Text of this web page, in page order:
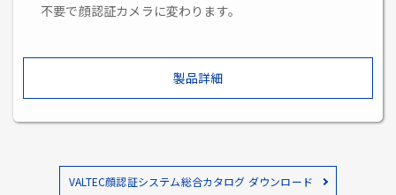
不要で顔認証カメラに変わります。
製品詳細
VALTEC顔認証システム総合カタログ ダウンロード